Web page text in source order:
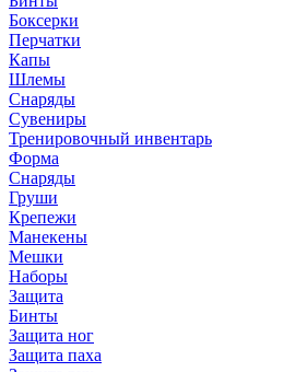
Боксерки
Перчатки
Капы
Шлемы
Снаряды
Сувениры
Тренировочный инвентарь
Форма
Снаряды
Груши
Крепежи
Манекены
Мешки
Наборы
Защита
Бинты
Защита ног
Защита паха